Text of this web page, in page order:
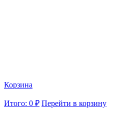
Корзина
Итого: 0 ₽ Перейти в корзину